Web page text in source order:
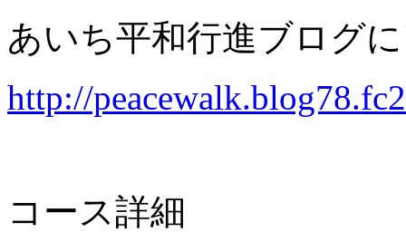
あいち平和行進ブログ
http://
コース詳細